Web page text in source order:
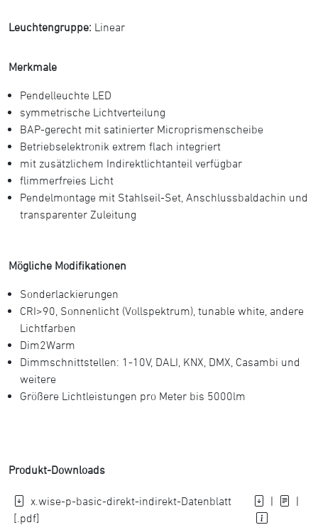
Leuchtengruppe: Linear
Merkmale
Pendelleuchte LED
symmetrische Lichtverteilung
BAP-gerecht mit satinierter Microprismenscheibe
Betriebselektronik extrem flach integriert
mit zusätzlichem Indirektlichtanteil verfügbar
flimmerfreies Licht
Pendelmontage mit Stahlseil-Set, Anschlussbaldachin und
transparenter Zuleitung
Mögliche Modifikationen
Sonderlackierungen
CRI>90, Sonnenlicht (Vollspektrum), tunable white, andere
Lichtfarben
Dim2Warm
Dimmschnittstellen: 1-10V, DALI, KNX, DMX, Casambi und
weitere
Größere Lichtleistungen pro Meter bis 5000lm
Produkt-Downloads
x.wise-p-basic-direkt-indirekt-Datenblatt
[.pdf]
| |